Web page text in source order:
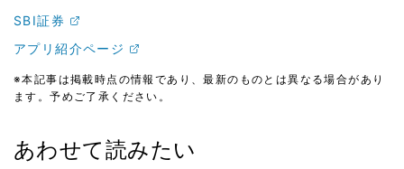
SBI証券
アプリ紹介ページ
※本記事は掲載時点の情報であり、最新のものとは異なる場合があり
ます。予めご了承ください。
あわせて読みたい